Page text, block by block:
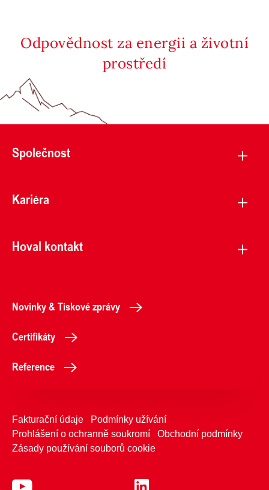
Odpovědnost za energii a životní
prostředí
Společnost
Kariéra
Hoval kontakt
Novinky & Tiskové zprávy
Certifikáty
Reference
Fakturační údaje
Podmínky užívání
Prohlášení o ochranně soukromí
Obchodní podmínky
Zásady používání souborů cookie